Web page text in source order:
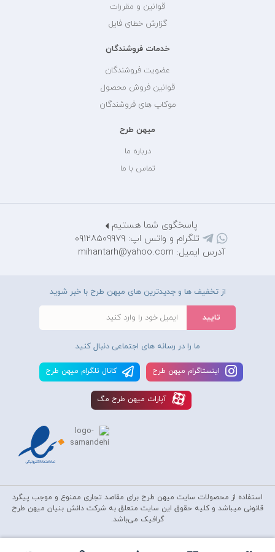
قوانین و مقررات
گزارش خطای فایل
خدمات فروشندگان
عضویت فروشندگان
قوانین فروش محصول
موکاپ های فروشندگان
میهن طرح
درباره ما
تماس با ما
پاسخگوی شما هستیم
تلگرام و واتس اپ: 09128509979
آدرس ایمیل: mihantarh@yahoo.com
از تخفیف ها و جدیدترین های میهن طرح با خبر شوید
ما را در رسانه های اجتماعی دنبال کنید
اينستاگرام ميهن طرح کانال تلگرام ميهن طرح
آپارات ميهن طرح مگ
استفاده از محصولات سايت میهن طرح برای مقاصد تجاری ممنوع و موجب پیگرد
قانونی میباشد و کليه حقوق اين سايت متعلق به شرکت دانش بنیان میهن طرح
گرافیک می‌باشد.